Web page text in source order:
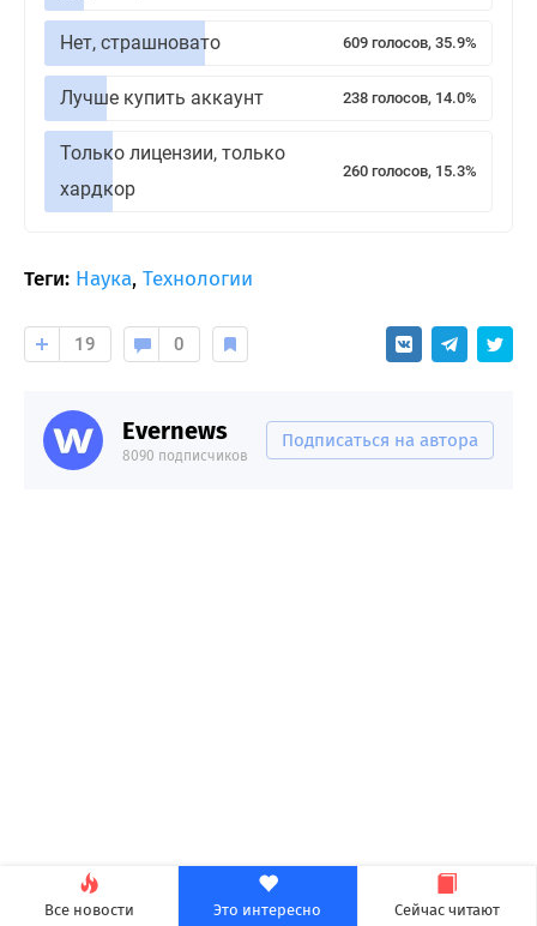
Все новости Это интересно Сейчас читают
Нет, страшновато 609 голосов, 35.9%
Лучше купить аккаунт 238 голосов, 14.0%
Только лицензии, только
хардкор
260 голосов, 15.3%
Теги: Наука, Технологии
19 0
Evernews
8090 подписчиков
Подписаться на автора